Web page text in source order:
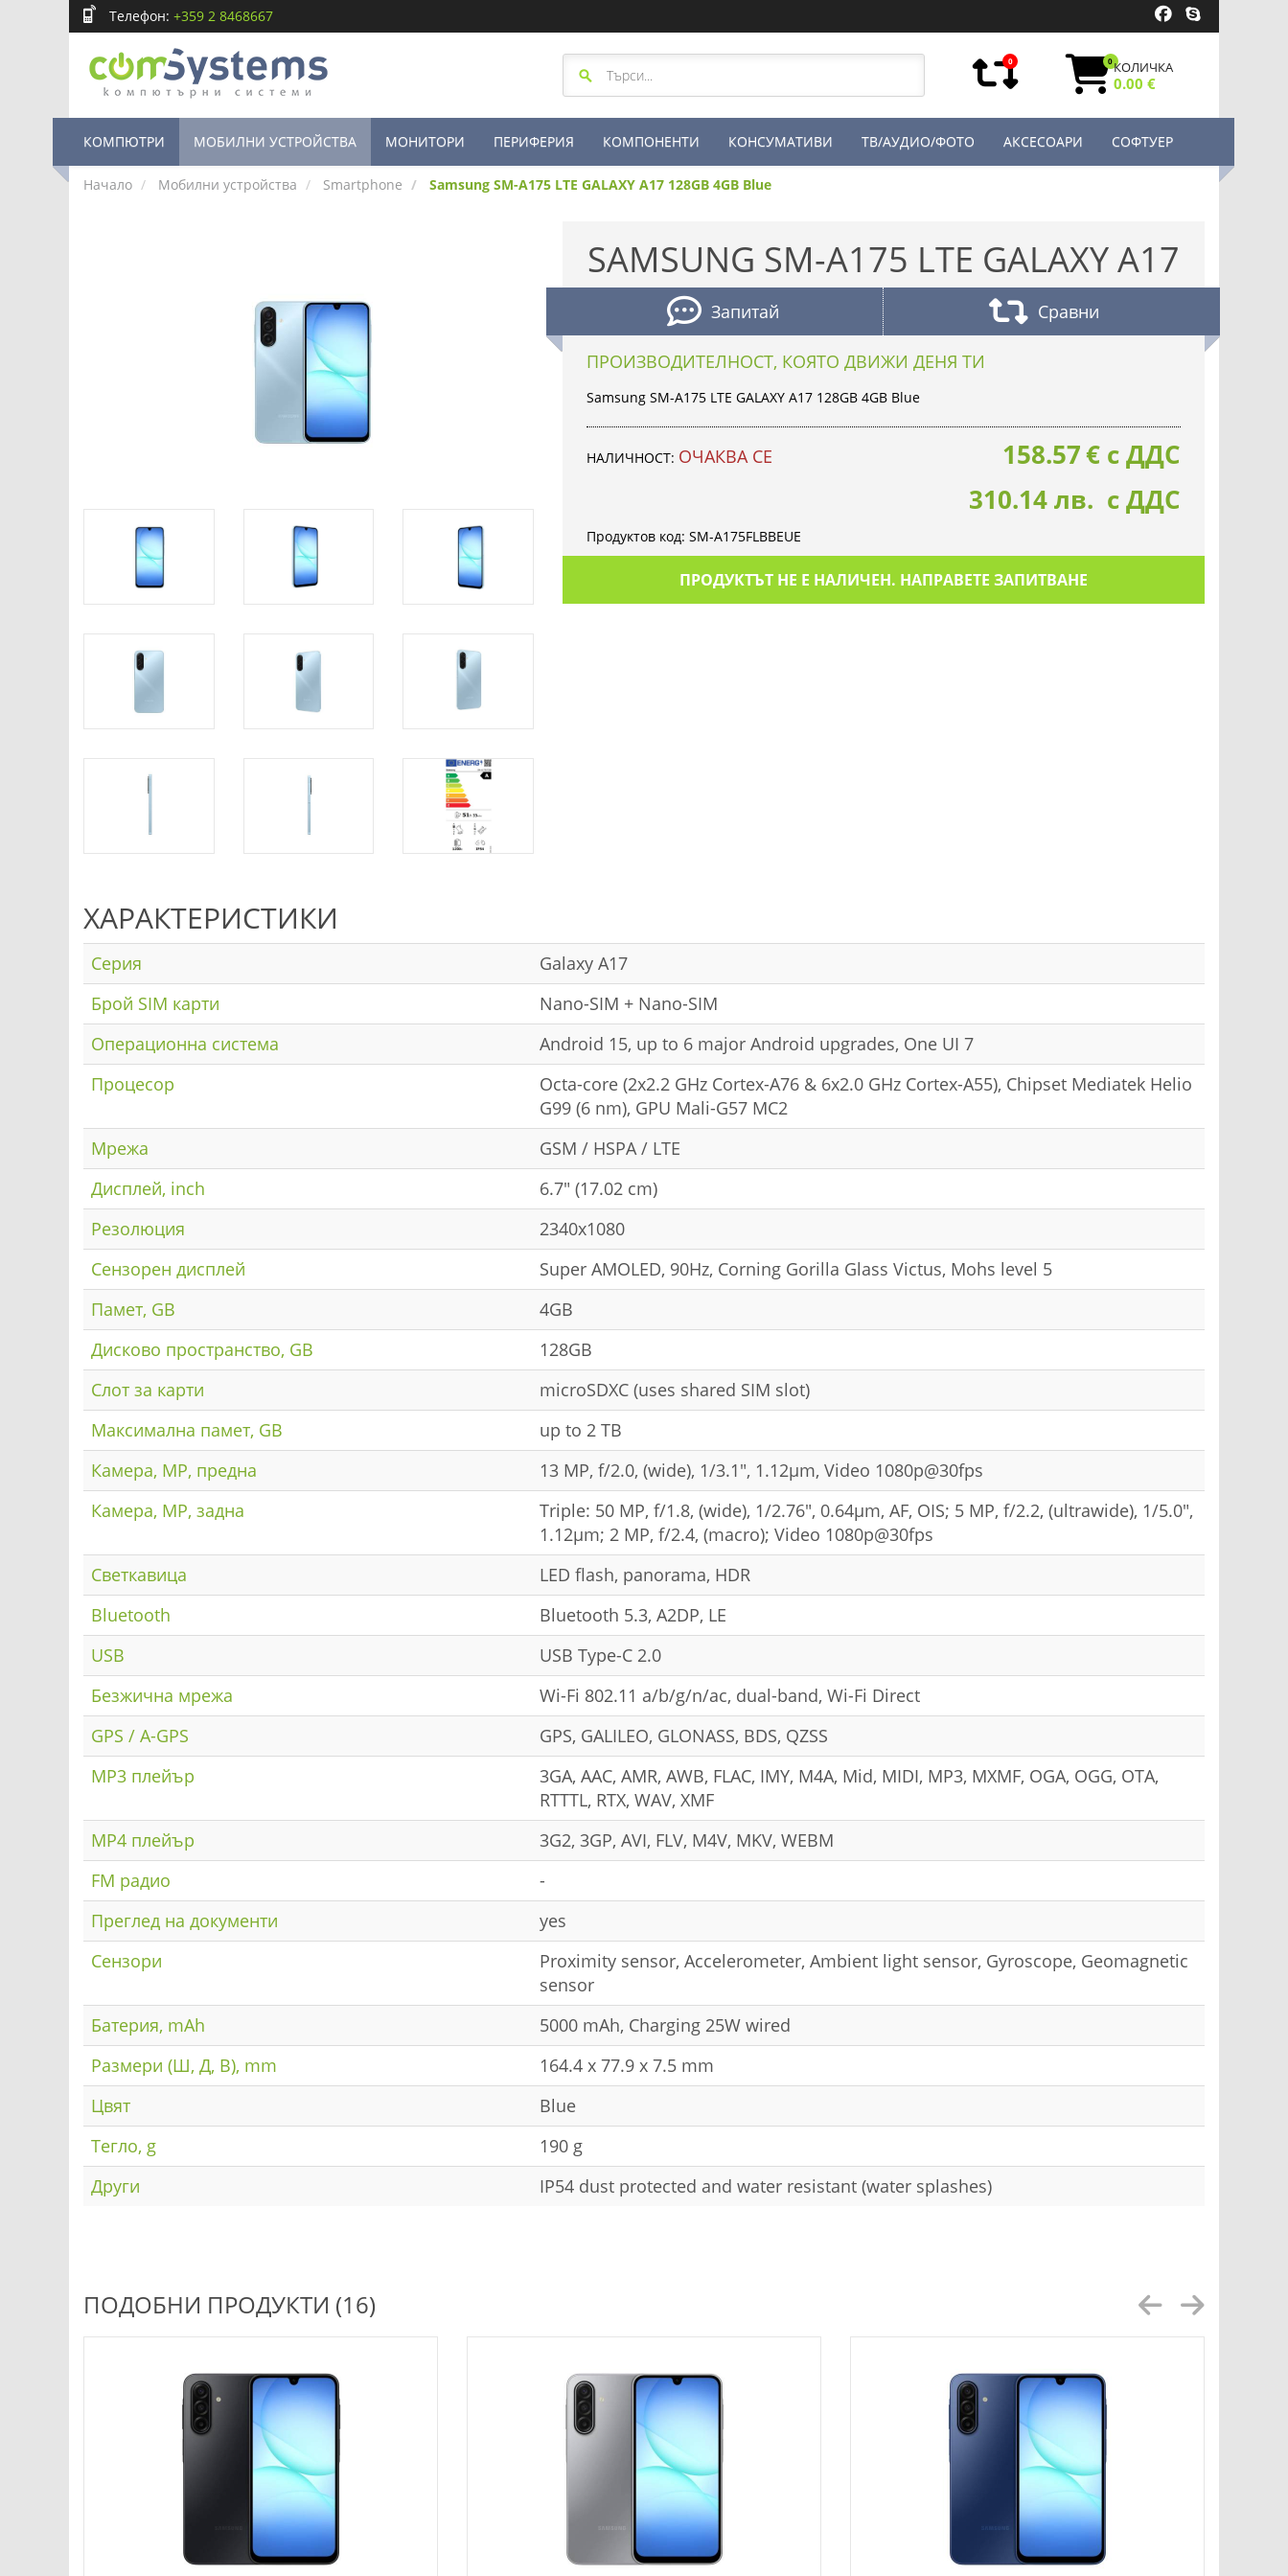
Телефон: +359 2 8468667
0 0КОЛИЧКА
0.00 €
КОМПЮТРИ МОБИЛНИ УСТРОЙСТВА МОНИТОРИ ПЕРИФЕРИЯ КОМПОНЕНТИ КОНСУМАТИВИ ТВ/АУДИО/ФОТО АКСЕСОАРИ СОФТУЕР
Начало Мобилни устройства Smartphone Samsung SM-A175 LTE GALAXY A17 128GB 4GB Blue
SAMSUNG SM-A175 LTE GALAXY A17
Запитай Сравни
ПРОИЗВОДИТЕЛНОСТ, КОЯТО ДВИЖИ ДЕНЯ ТИ
Samsung SM-A175 LTE GALAXY A17 128GB 4GB Blue
НАЛИЧНОСТ: ОЧАКВА СЕ 158.57€ с ДДС
310.14 лв. с ДДС
Продуктов код: SM-A175FLBBEUE
ПРОДУКТЪТ НЕ Е НАЛИЧЕН. НАПРАВЕТЕ ЗАПИТВАНЕ
ХАРАКТЕРИСТИКИ
Серия
Galaxy A17
Брой SIM карти
Nano-SIM + Nano-SIM
Операционна система
Android 15, up to 6 major Android upgrades, One UI 7
Процесор
Octa-core (2x2.2 GHz Cortex-A76 & 6x2.0 GHz Cortex-A55), Chipset Mediatek Helio
G99 (6 nm), GPU Mali-G57 MC2
Мрежа
GSM / HSPA / LTE
Дисплей, inch
6.7" (17.02 cm)
Резолюция
2340x1080
Сензорен дисплей
Super AMOLED, 90Hz, Corning Gorilla Glass Victus, Mohs level 5
Памет, GB
4GB
Дисково пространство, GB
128GB
Слот за карти
microSDXC (uses shared SIM slot)
Максимална памет, GB
up to 2 TB
Камера, MP, предна
13 MP, f/2.0, (wide), 1/3.1", 1.12µm, Video 1080p@30fps
Камера, MP, задна
Triple: 50 MP, f/1.8, (wide), 1/2.76", 0.64µm, AF, OIS; 5 MP, f/2.2, (ultrawide), 1/5.0",
1.12µm; 2 MP, f/2.4, (macro); Video 1080p@30fps
Светкавица
LED flash, panorama, HDR
Bluetooth
Bluetooth 5.3, A2DP, LE
USB
USB Type-C 2.0
Безжична мрежа
Wi-Fi 802.11 a/b/g/n/ac, dual-band, Wi-Fi Direct
GPS / A-GPS
GPS, GALILEO, GLONASS, BDS, QZSS
MP3 плейър
3GA, AAC, AMR, AWB, FLAC, IMY, M4A, Mid, MIDI, MP3, MXMF, OGA, OGG, OTA,
RTTTL, RTX, WAV, XMF
MP4 плейър
3G2, 3GP, AVI, FLV, M4V, MKV, WEBM
FM радио
-
Преглед на документи
yes
Сензори
Proximity sensor, Accelerometer, Ambient light sensor, Gyroscope, Geomagnetic
sensor
Батерия, mAh
5000 mAh, Charging 25W wired
Размери (Ш, Д, В), mm
164.4 x 77.9 x 7.5 mm
Цвят
Blue
Тегло, g
190 g
Други
IP54 dust protected and water resistant (water splashes)
ПОДОБНИ ПРОДУКТИ (16)